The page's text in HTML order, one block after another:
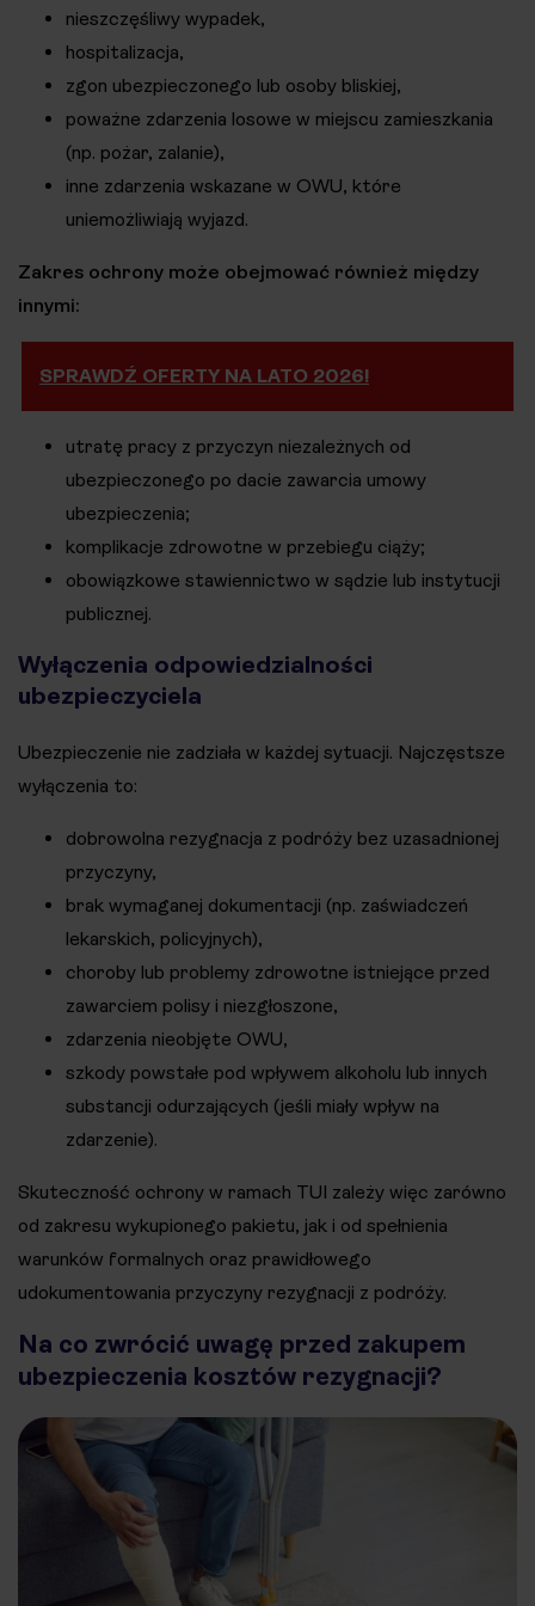
nieszczęśliwy wypadek,
hospitalizacja,
zgon ubezpieczonego lub osoby bliskiej,
poważne zdarzenia losowe w miejscu zamieszkania
(np. pożar, zalanie),
inne zdarzenia wskazane w OWU, które
uniemożliwiają wyjazd.
Zakres ochrony może obejmować również między
innymi:
SPRAWDŹ OFERTY NA LATO 2026!
utratę pracy z przyczyn niezależnych od
ubezpieczonego po dacie zawarcia umowy
ubezpieczenia;
komplikacje zdrowotne w przebiegu ciąży;
obowiązkowe stawiennictwo w sądzie lub instytucji
publicznej.
Wyłączenia odpowiedzialności
ubezpieczyciela
Ubezpieczenie nie zadziała w każdej sytuacji. Najczęstsze
wyłączenia to:
dobrowolna rezygnacja z podróży bez uzasadnionej
przyczyny,
brak wymaganej dokumentacji (np. zaświadczeń
lekarskich, policyjnych),
choroby lub problemy zdrowotne istniejące przed
zawarciem polisy i niezgłoszone,
zdarzenia nieobjęte OWU,
szkody powstałe pod wpływem alkoholu lub innych
substancji odurzających (jeśli miały wpływ na
zdarzenie).
Skuteczność ochrony w ramach TUI zależy więc zarówno
od zakresu wykupionego pakietu, jak i od spełnienia
warunków formalnych oraz prawidłowego
udokumentowania przyczyny rezygnacji z podróży.
Na co zwrócić uwagę przed zakupem
ubezpieczenia kosztów rezygnacji?